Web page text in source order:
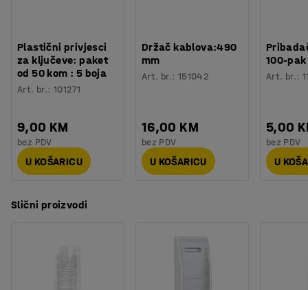
kojim kutom kako bi se stvorio zanimljiv detalj u
interijeru.
Plastični privjesci
za ključeve: paket
od 50 kom : 5 boja
Art. br.:101271
9,00 KM
bez PDV
U KOŠARICU
Držač kablova:490
mm
Art. br.: 151042
16,00 KM
bez PDV
U KOŠARICU
100-pak
Art. br.:
5,00
bez PDV
U
Slični proizvodi